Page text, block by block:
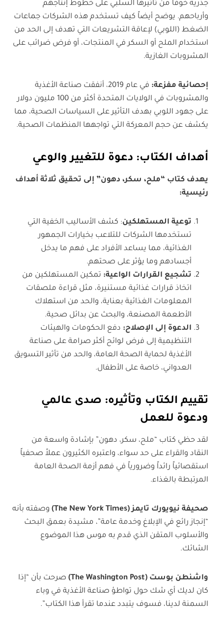
جذرية خوفاً من تأثيرها السلبي على خطوط إنتاجهم
وأرباحهم. يوضح أيضاً كيف تستخدم هذه الشركات جماعات
الضغط (اللوبي) لإعاقة التشريعات التي تهدف إلى الحد من
استخدام الملح أو السكر في المنتجات، أو فرض ضرائب على
المشروبات الغازية.
إحصائية مفزعة:
في عام 2019، أنفقت صناعة الأغذية
والمشروبات في الولايات المتحدة أكثر من 100 مليون دولار
على جهود اللوبي بهدف التأثير على السياسات الصحية، مما
يكشف عن حجم المعركة التي تواجهها المنظمات الصحية.
أهداف الكتاب: دعوة للتغيير والوعي
يهدف كتاب “ملح، سكر، دهون” إلى تحقيق ثلاثة أهداف
رئيسية:
توعية المستهلكين: كشف الأساليب الخفية التي
تستخدمها الشركات للتلاعب بخيارات الجمهور
الغذائية، مما يساعد الأفراد على فهم ما يدخل
أجسادهم وما يؤثر على صحتهم.
تشجيع القرارات الواعية: تمكين المستهلكين من
اتخاذ قرارات غذائية مستنيرة، مثل قراءة ملصقات
المعلومات الغذائية بعناية، والحد من استهلاك
الأطعمة المصنعة، والبحث عن بدائل صحية.
الدعوة إلى الإصلاح: دفع الحكومات والهيئات
التنظيمية إلى فرض لوائح أكثر صرامة على صناعة
الأغذية لحماية الصحة العامة، والحد من تأثير التسويق
العدواني، خاصة على الأطفال.
تقييم الكتاب وتأثيره: صدى عالمي
ودعوة للعمل
لقد حظي كتاب “ملح، سكر، دهون” بإشادة واسعة من
النقاد والقراء على حد سواء، واعتبره الكثيرون عملاً صحفياً
استقصائياً رائداً وضرورياً في فهم أزمة الصحة العامة
المرتبطة بالغذاء.
صحيفة نيويورك تايمز(The New York Times)
وصفته بأنه
“إنجاز رائع في الإبلاغ وخدمة عامة”، مشيدة بعمق البحث
والأسلوب المتقن الذي قدم به موس هذا الموضوع
الشائك.
واشنطن بوست (The Washington Post)
صرحت بأن “إذا
كان لديك أي شك حول تواطؤ صناعة الأغذية في وباء
السمنة لدينا، فسوف يتبدد عندما تقرأ هذا الكتاب”.